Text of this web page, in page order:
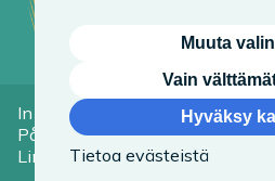
In English
På Svenska
Linkit
Tietoa evästeistä
Muuta
Vain
Hyväksy
Tietoa evästeistä